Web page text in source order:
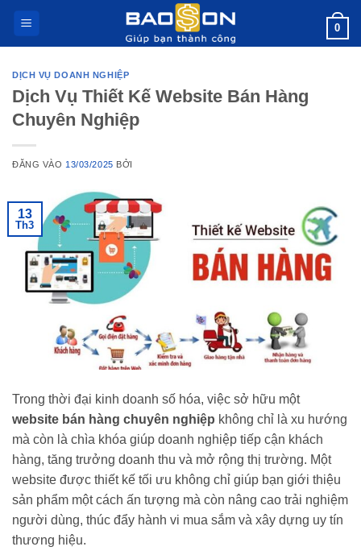
nội
dung
0
DỊCH VỤ DOANH NGHIỆP
Dịch Vụ Thiết Kế Website Bán Hàng
Chuyên Nghiệp
ĐĂNG VÀO 13/03/2025 BỞI
13
Th3
Trong thời đại kinh doanh số hóa, việc sở hữu một
website bán hàng chuyên nghiệp không chỉ là xu hướng
mà còn là chìa khóa giúp doanh nghiệp tiếp cận khách
hàng, tăng trưởng doanh thu và mở rộng thị trường. Một
website được thiết kế tối ưu không chỉ giúp bạn giới thiệu
sản phẩm một cách ấn tượng mà còn nâng cao trải nghiệm
người dùng, thúc đẩy hành vi mua sắm và xây dựng uy tín
thương hiệu.